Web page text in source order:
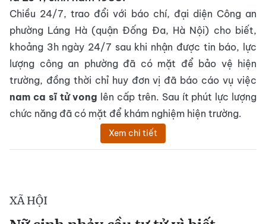
Chiều 24/7, trao đổi với báo chí, đại diện Công an
phường Láng Hà (quận Đống Đa, Hà Nội) cho biết,
khoảng 3h ngày 24/7 sau khi nhận được tin báo, lực
lượng công an phường đã có mặt để bảo vệ hiện
trường, đồng thời chỉ huy đơn vị đã báo cáo vụ việc
nam ca sĩ tử vong lên cấp trên. Sau ít phút lực lượng
chức năng đã có mặt để khám nghiệm hiện trường.
Xem chi tiết
XÃ HỘI